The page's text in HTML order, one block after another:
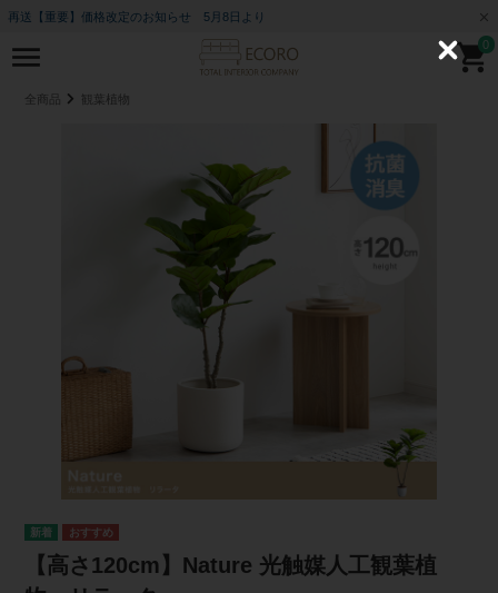
再送【重要】価格改定のお知らせ 5月8日より
0
全商品 観葉植物
【高さ120cm】Nature 光触媒人工観葉植
C